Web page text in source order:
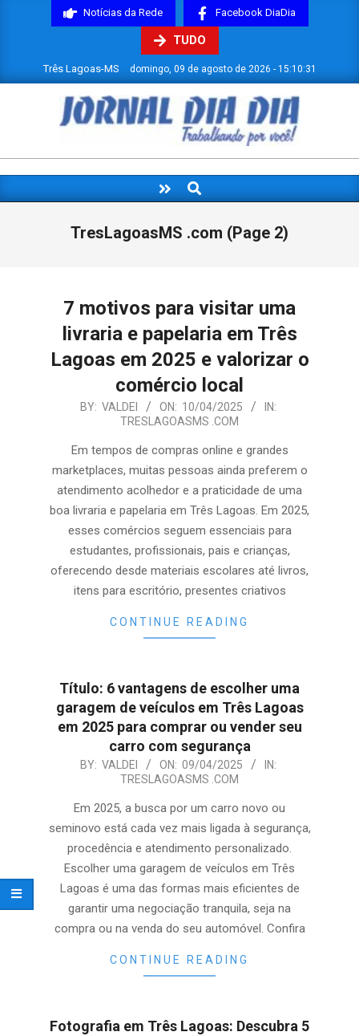
Notícias da Rede Facebook DiaDia
TUDO
Três Lagoas-MS domingo, 09 de agosto de 2026 - 15:10:32
JORNAL
DIADIA
Navigation
Search
TresLagoasMS .com (Page 2)
7 motivos para visitar uma
livraria e papelaria em Três
Lagoas em 2025 e valorizar o
comércio local
BY: VALDEI ON: 10/04/2025
IN:
TRESLAGOASMS .COM
Em tempos de compras online e grandes
marketplaces, muitas pessoas ainda preferem o
atendimento acolhedor e a praticidade de uma
boa livraria e papelaria em Três Lagoas. Em 2025,
esses comércios seguem essenciais para
estudantes, profissionais, pais e crianças,
oferecendo desde materiais escolares até livros,
itens para escritório, presentes criativos
CONTINUE READING
Título: 6 vantagens de escolher uma
garagem de veículos em Três Lagoas
em 2025 para comprar ou vender seu
carro com segurança
BY: VALDEI ON: 09/04/2025
IN:
TRESLAGOASMS .COM
Em 2025, a busca por um carro novo ou
seminovo está cada vez mais ligada à segurança,
procedência e atendimento personalizado.
Escolher uma garagem de veículos em Três
Lagoas é uma das formas mais eficientes de
garantir uma negociação tranquila, seja na
compra ou na venda do seu automóvel. Confira
CONTINUE READING
Fotografia em Três Lagoas: Descubra 5